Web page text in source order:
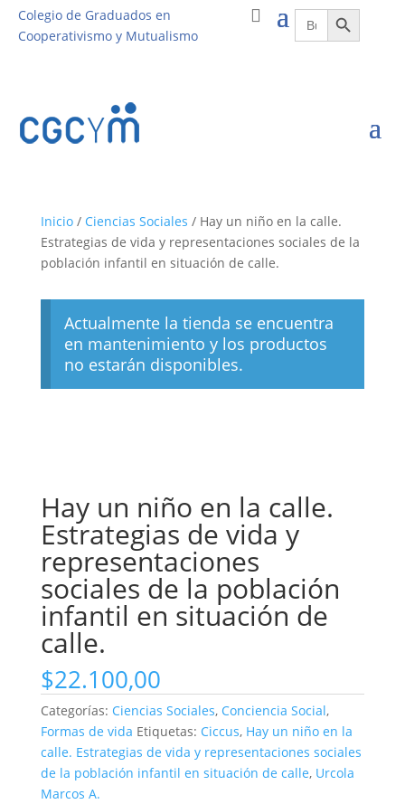
Colegio de Graduados en
Cooperativismo y Mutualismo
Buscar:Botón de búsqueda
Inicio/ Ciencias Sociales / Hay un niño en la calle.
Estrategias de vida y representaciones sociales de la
población infantil en situación de calle.
Actualmente la tienda se encuentra
en mantenimiento y los productos
no estarán disponibles.
Hay un niño en la calle.
Estrategias de vida y
representaciones
sociales de la población
infantil en situación de
calle.
$22.100,00
Categorías: Ciencias Sociales, Conciencia Social,
Formas de vida Etiquetas: Ciccus, Hay un niño en la
calle. Estrategias de vida y representaciones sociales
de la población infantil en situación de calle, Urcola
Marcos A.